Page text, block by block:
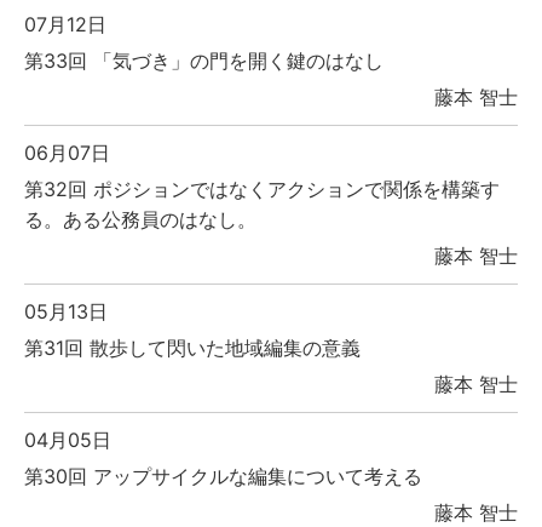
07月12日
第33回 「気づき」の門を開く鍵のはなし
藤本 智士
06月07日
第32回 ポジションではなくアクションで関係を構築す
る。ある公務員のはなし。
藤本 智士
05月13日
第31回 散歩して閃いた地域編集の意義
藤本 智士
04月05日
第30回 アップサイクルな編集について考える
藤本 智士